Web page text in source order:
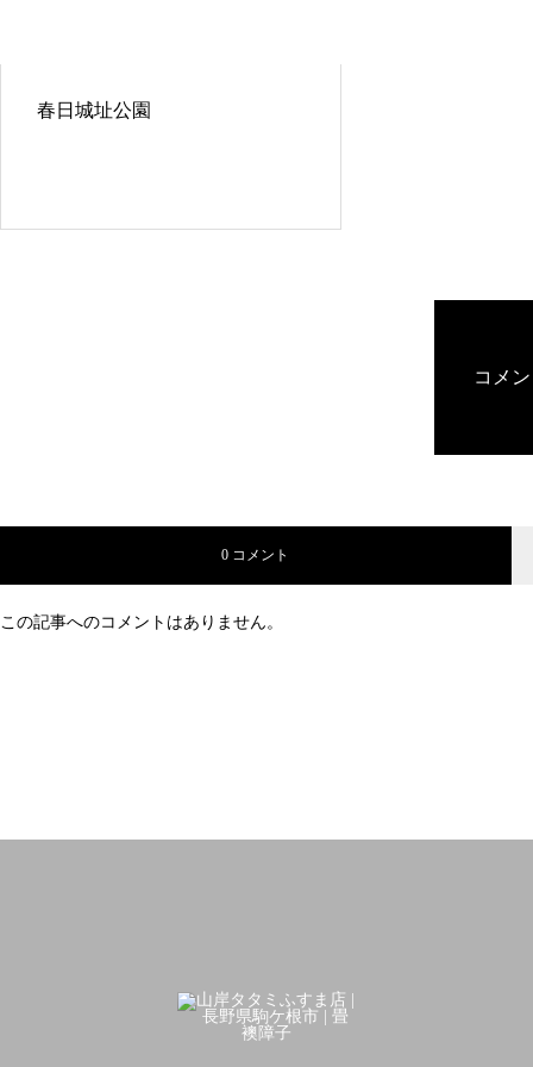
春日城址公園
コメ
0 コメント
この記事へのコメントはありません。